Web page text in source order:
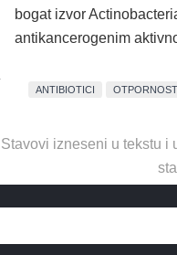
bogat izvor
antikancerogenim
ANTIBIOTICI
Stavovi izneseni u tekstu i